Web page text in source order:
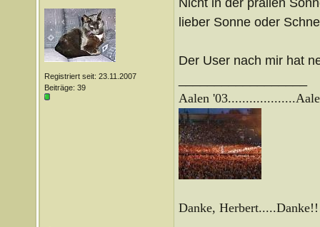
Registriert seit: 23.11.2007
Beiträge: 39
lieber Sonne oder
Der User nach mir hat
Aalen '03...................
Danke,